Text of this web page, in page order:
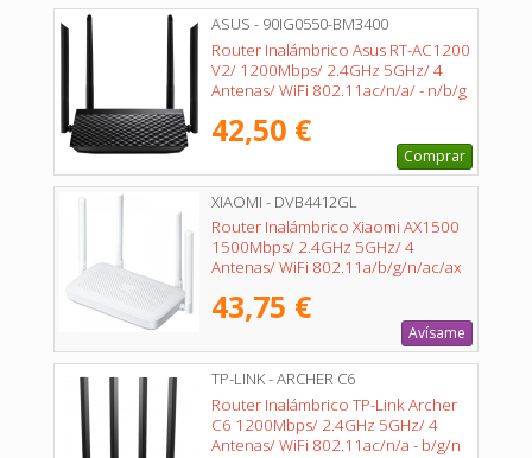
ASUS - 90IG0550-BM3400
Router Inalámbrico Asus RT-AC1200
V2/ 1200Mbps/ 2.4GHz 5GHz/ 4
Antenas/ WiFi 802.11ac/n/a/ - n/b/g
42,50 €
Comprar
XIAOMI - DVB4412GL
Router Inalámbrico Xiaomi AX1500
1500Mbps/ 2.4GHz 5GHz/ 4
Antenas/ WiFi 802.11a/b/g/n/ac/ax
43,75 €
Avísame
TP-LINK - ARCHER C6
Router Inalámbrico TP-Link Archer
C6 1200Mbps/ 2.4GHz 5GHz/ 4
Antenas/ WiFi 802.11ac/n/a - b/g/n